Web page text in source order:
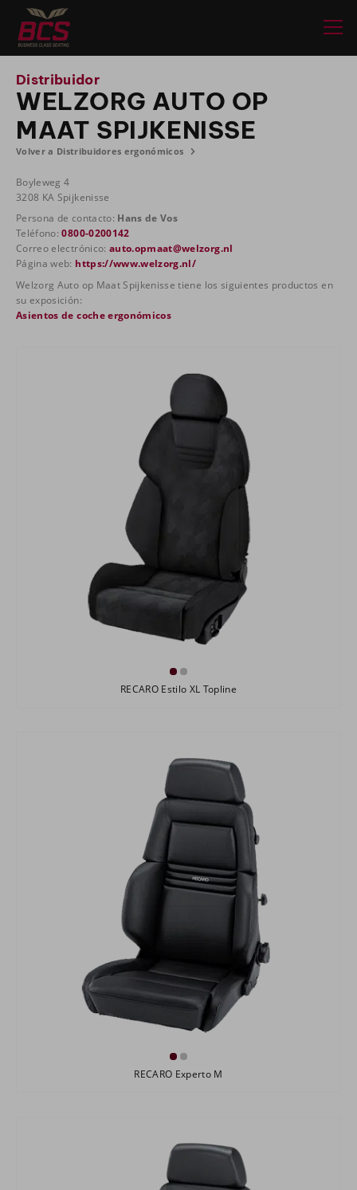
Distribuidor
WELZORG AUTO OP
MAAT SPIJKENISSE
Volver a Distribuidores ergonómicos
Boyleweg 4
3208 KA Spijkenisse
Persona de contacto: Hans de Vos
Teléfono:0800-0200142
Correo electrónico: auto.opmaat@welzorg.nl
Página web: https://www.welzorg.nl/
Welzorg Auto op Maat Spijkenisse tiene los siguientes productos en
su exposición:
Asientos de coche ergonómicos
RECARO Estilo XL Topline
RECARO Experto M